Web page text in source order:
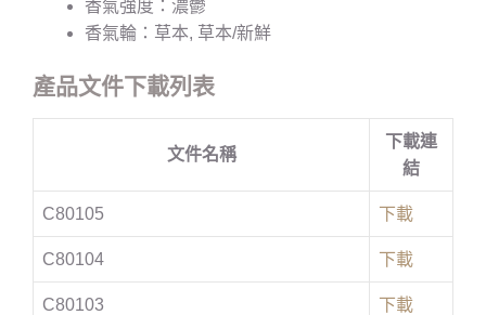
香氣強度：濃鬱
香氣輪：草本, 草本/新鮮
產品文件下載列表
文件名稱
下載連
結
C80105 下載
C80104 下載
C80103 下載